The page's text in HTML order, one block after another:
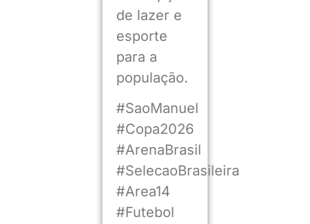
de lazer e
esporte
para a
população.
#SaoManuel
#Copa2026
#ArenaBrasil
#SelecaoBrasileira
#Area14
#Futebol